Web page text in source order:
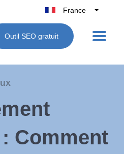
France
Belgique
België
Outil SEO gratuit
Comment